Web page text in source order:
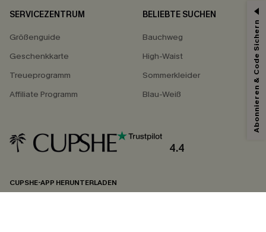
SERVICEZENTRUM
Größenguide
Geschenkkarte
Treueprogramm
Affiliate Programm
BELIEBTE SUCHEN
Bauchweg
High-Waist
Sommerkleider
Blau-Weiß
4.4
CUPSHE-APP HERUNTERLADEN
Abonnieren & Code Sichern